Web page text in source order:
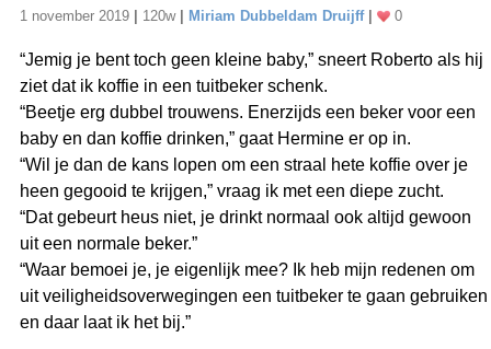
1 november 2019 120w Miriam Dubbeldam Druijff 0
“Jemig je bent toch geen kleine baby,” sneert Roberto als hij
ziet dat ik koffie in een tuitbeker schenk.
“Beetje erg dubbel trouwens. Enerzijds een beker voor een
baby en dan koffie drinken,” gaat Hermine er op in.
“Wil je dan de kans lopen om een straal hete koffie over je
heen gegooid te krijgen,” vraag ik met een diepe zucht.
“Dat gebeurt heus niet, je drinkt normaal ook altijd gewoon
uit een normale beker.”
“Waar bemoei je, je eigenlijk mee? Ik heb mijn redenen om
uit veiligheidsoverwegingen een tuitbeker te gaan gebruiken
en daar laat ik het bij.”